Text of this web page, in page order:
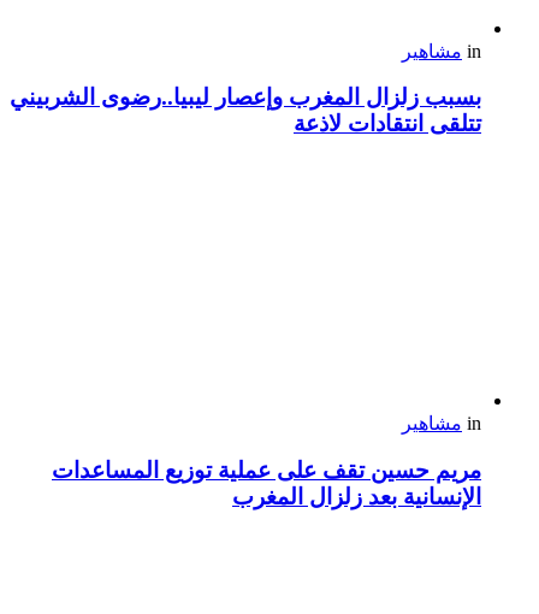
in مشاهير
بسبب زلزال المغرب وإعصار ليبيا..رضوى الشربيني
تتلقى انتقادات لاذعة
in مشاهير
مريم حسين تقف على عملية توزيع المساعدات
الإنسانية بعد زلزال المغرب